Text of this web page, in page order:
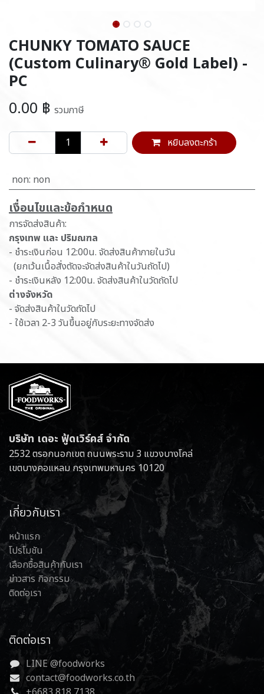
CHUNKY TOMATO SAUCE
(Custom Culinary® Gold Label) -
PC
0.00 ฿ รวมภาษี
หยิบลงตะกร้า
non: non
เ​งื่อนไขและข้อกำหนด
การจัดส่งสินค้า:
กรุงเทพ และ ปริมณฑล
- ชำระเงินก่อน 12:00น. จัดส่งสินค้าภายในวัน
(ยกเว้นเนื้อสั่งตัดจะจัดส่งสินค้าในวันถัดไป)
- ชำระเงินหลัง 12:00น. จัดส่งสินค้าในวัดถัดไป
ต่างจังหวัด
- จัดส่งสินค้าในวัดถัดไป
- ใช้เวลา 2-3 วันขึ้นอยู่กับระยะทางจัดส่ง
บริษัท เดอะ ฟู้ดเวิร์คส์ จำกัด
2532 ตรอกนอกเขต ถนนพระราม 3 แขวงบางโคล่
เขตบางคอแหลม กรุงเทพมหานคร 10120
เกี่ยวกับเรา
หน้าแรก
โปรโมชัน
เลือกซื้อสินค้ากับเรา
ข่าวสาร กิจกรรม
ติดต่อเรา
ติดต่อเรา
LINE @foodworks
contact@foodworks.co.th